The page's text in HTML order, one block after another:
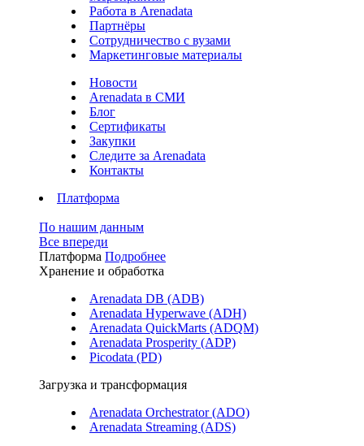
Работа в Arenadata
Партнёры
Сотрудничество с вузами
Маркетинговые материалы
Новости
Arenadata в СМИ
Блог
Сертификаты
Закупки
Следите за Аrenadata
Контакты
Платформа
По нашим данным
Все впереди
Платформа Подробнее
Хранение и обработка
Arenadata DB (ADB)
Arenadata Hyperwave (ADH)
Arenadata QuickMarts (ADQM)
Arenadata Prosperity (ADP)
Picodata (PD)
Загрузка и трансформация
Arenadata Orchestrator (ADO)
Arenadata Streaming (ADS)